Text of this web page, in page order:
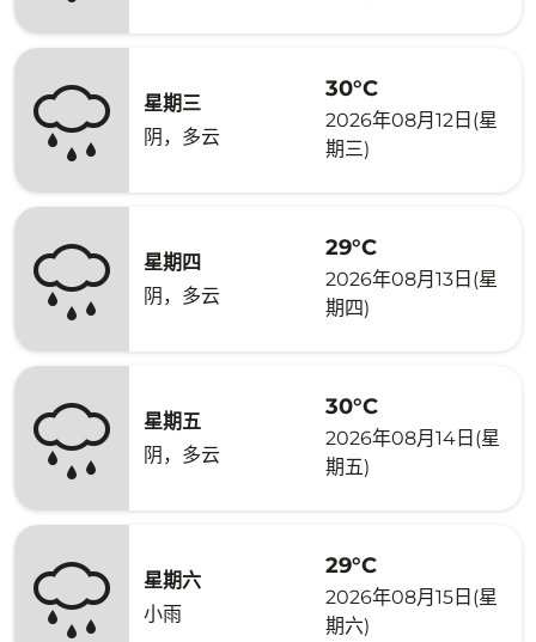
星期三
阴，多云
30°C
2026年08月12日(星
期三)
星期四
阴，多云
29°C
2026年08月13日(星
期四)
星期五
阴，多云
30°C
2026年08月14日(星
期五)
星期六
小雨
29°C
2026年08月15日(星
期六)